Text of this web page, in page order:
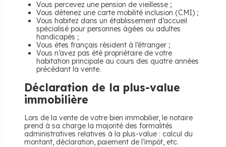
Vous percevez une pension de vieillesse ;
Vous détenez une carte mobilité inclusion (CMI) ;
Vous habitez dans un établissement d’accueil
spécialisé pour personnes âgées ou adultes
handicapés ;
Vous êtes français résident à l’étranger ;
Vous n’avez pas été propriétaire de votre
habitation principale au cours des quatre années
précédant la vente.
Déclaration de la plus-value
immobilière
Lors de la vente de votre bien immobilier, le notaire
prend à sa charge la majorité des formalités
administratives relatives à la plus-value : calcul du
montant, déclaration, paiement de l’impôt, etc.